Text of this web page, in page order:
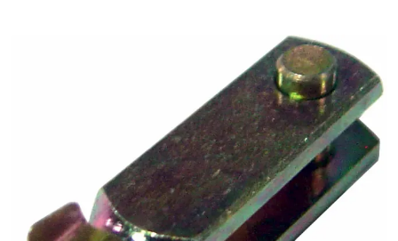
Motor/Styring